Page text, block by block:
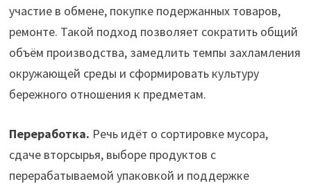
участие в обмене, покупке подержанных товаров,
ремонте. Такой подход позволяет сократить общий
объём производства, замедлить темпы захламления
окружающей среды и сформировать культуру
бережного отношения к предметам.
Переработка. Речь идёт о сортировке мусора,
сдаче вторсырья, выборе продуктов с
перерабатываемой упаковкой и поддержке